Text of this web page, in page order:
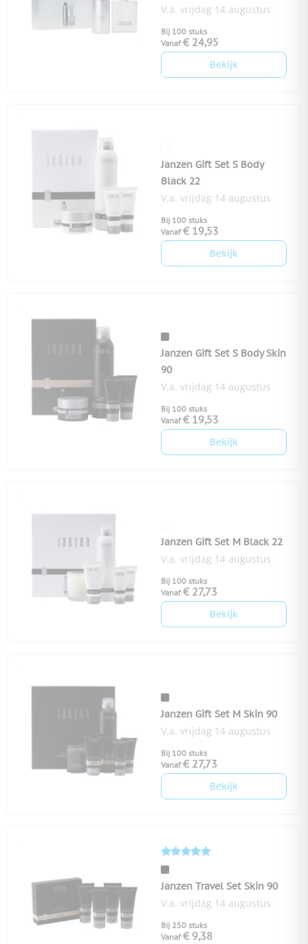
V.a. vrijdag 14 augustus
Bij 100 stuks
Vanaf € 24,95
Bekijk
Janzen Gift Set S Body
Black 22
V.a. vrijdag 14 augustus
Bij 100 stuks
Vanaf € 19,53
Bekijk
Janzen Gift Set S Body Skin
90
V.a. vrijdag 14 augustus
Bij 100 stuks
Vanaf € 19,53
Bekijk
Janzen Gift Set M Black 22
V.a. vrijdag 14 augustus
Bij 100 stuks
Vanaf € 27,73
Bekijk
Janzen Gift Set M Skin 90
V.a. vrijdag 14 augustus
Bij 100 stuks
Vanaf € 27,73
Bekijk
Janzen Travel Set Skin 90
V.a. vrijdag 14 augustus
Bij 250 stuks
Vanaf € 9,38